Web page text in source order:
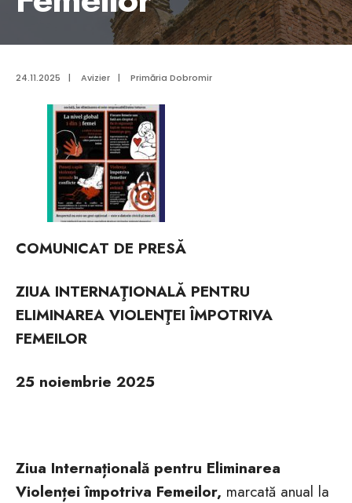
24.11.2025 | Avizier | Primăria Dobromir
COMUNICAT DE PRESĂ
ZIUA INTERNAŢIONALĂ PENTRU
ELIMINAREA VIOLENŢEI ÎMPOTRIVA
FEMEILOR
25 noiembrie 2025
Ziua Internațională pentru Eliminarea
Violenței împotriva Femeilor, marcată anual la